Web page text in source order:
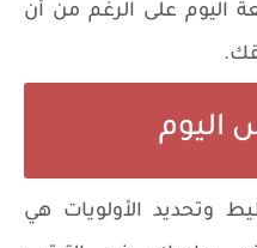
اليوم على الرغم من أن
اليوم
وتحديد الأولويات هي